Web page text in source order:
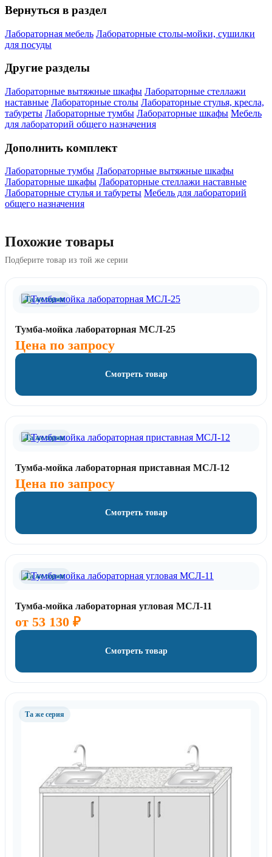
Вернуться в раздел
Лабораторная мебель Лабораторные столы-мойки, сушилки
для посуды
Другие разделы
Лабораторные вытяжные шкафы Лабораторные стеллажи
наставные Лабораторные столы Лабораторные стулья, кресла,
табуреты Лабораторные тумбы Лабораторные шкафы Мебель
для лабораторий общего назначения
Дополнить комплект
Лабораторные тумбы Лабораторные вытяжные шкафы
Лабораторные шкафы Лабораторные стеллажи наставные
Лабораторные стулья и табуреты Мебель для лабораторий
общего назначения
Похожие товары
Подберите товар из той же серии
Та же серия
Тумба-мойка лабораторная МСЛ-25
Цена по запросу
Смотреть товар
Та же серия
Тумба-мойка лабораторная приставная МСЛ-12
Цена по запросу
Смотреть товар
Та же серия
Тумба-мойка лабораторная угловая МСЛ-11
от 53 130 ₽
Смотреть товар
Та же серия